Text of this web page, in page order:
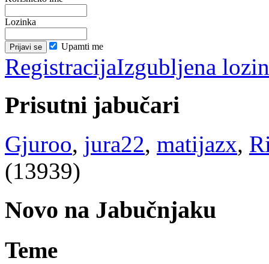
Lozinka
Upamti me
RegistracijaIzgubljena
Prisutni jabučari
Gjuroo, jura22, matijazx,
(13939)
Novo na Jabučnjaku
Teme